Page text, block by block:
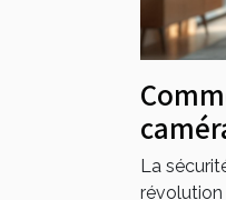
elles
La
révolution